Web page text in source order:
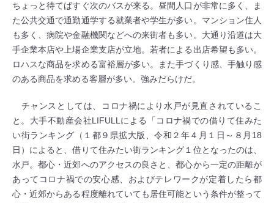
ちょっと待てばすぐ次のバスが来る。昼間人口が非常に多く、ま
た公共交通で通勤通学する就業者や学生が多い。マンション住人
も多く、病院や金融機関などへの来街者も多い。大通り沿道は大
手企業本店や上場企業支店が立地。若者による出店希望も多い。
ロハスな商品を求める富裕層が多い。また手づくり感、手触り感
のある商品を求める客層が多い。強みだらけだ。
チャンスとしては、コロナ禍により水戸が見直されているこ
と。大手不動産会社LIFULLによる「コロナ禍での借りて住みた
い街ランキング（１都９県拡大版、令和２年４月１日～８月18
日）によると、借りて住みたい街ランキング１位となったのは、
水戸。都心・近郊へのアクセスの良さと、都心から一定の距離が
あってコロナ禍での安心感、およびテレワークが定着したら都
心・近郊からある程度離れていても居住可能という条件が整って